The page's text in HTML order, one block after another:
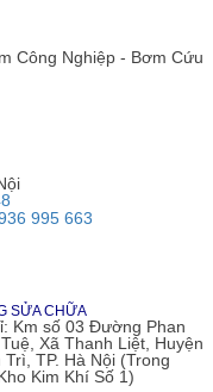
Công Nghiệp - Bơm Cứu
995 663
SỬA CHỮA
Km số 03 Đường Phan
Xã Thanh Liệt, Huyện
Trì, TP. Hà Nội (Trong
Kim Khí Số 1)